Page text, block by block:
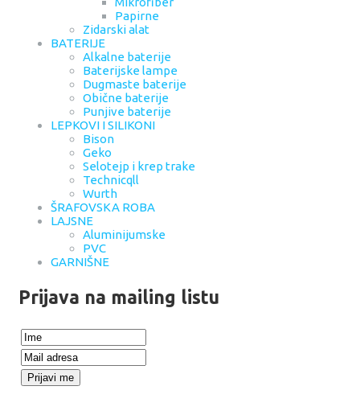
Papirne
Zidarski alat
BATERIJE
Alkalne baterije
Baterijske lampe
Dugmaste baterije
Obične baterije
Punjive baterije
LEPKOVI I SILIKONI
Bison
Geko
Selotejp i krep trake
Technicqll
Wurth
ŠRAFOVSKA ROBA
LAJSNE
Aluminijumske
PVC
GARNIŠNE
Prijava na mailing listu